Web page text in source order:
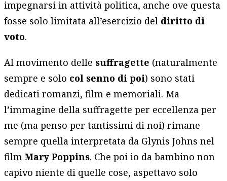
impegnarsi in attività politica, anche ove questa
fosse solo limitata all’esercizio del diritto di
voto.
Al movimento delle suffragette (naturalmente
sempre e solo col senno di poi) sono stati
dedicati romanzi, film e memoriali. Ma
l’immagine della suffragette per eccellenza per
me (ma penso per tantissimi di noi) rimane
sempre quella interpretata da Glynis Johns nel
filmMary Poppins. Che poi io da bambino non
capivo niente di quelle cose, aspettavo solo